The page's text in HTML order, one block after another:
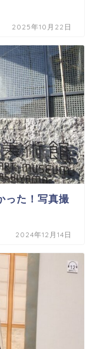
2025年10月22日
った！写真撮
2024年12月14日